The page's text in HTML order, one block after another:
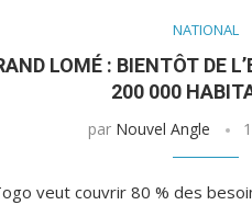
NATIONAL
LOMÉ : BIENTÔT DE
200 000
par Nouvel Angle
veut couvrir 80 % des